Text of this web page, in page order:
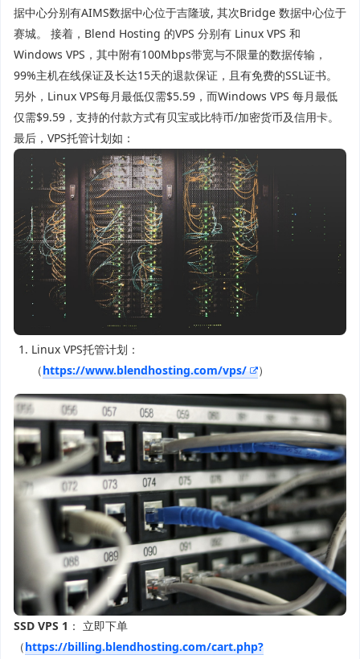
据中心分别有AIMS数据中心位于吉隆玻, 其次Bridge 数据中心位于
赛城。 接着，Blend Hosting 的VPS 分别有 Linux VPS 和
Windows VPS，其中附有100Mbps带宽与不限量的数据传输，
99%主机在线保证及长达15天的退款保证，且有免费的SSL证书。
另外，Linux VPS每月最低仅需$5.59，而Windows VPS 每月最低
仅需$9.59，支持的付款方式有贝宝或比特币/加密货币及信用卡。
最后，VPS托管计划如：
Linux VPS托管计划：
（https://www.blendhosting.com/vps/ ）
SSD VPS 1 ： 立即下单
（https://billing.blendhosting.com/cart.php?